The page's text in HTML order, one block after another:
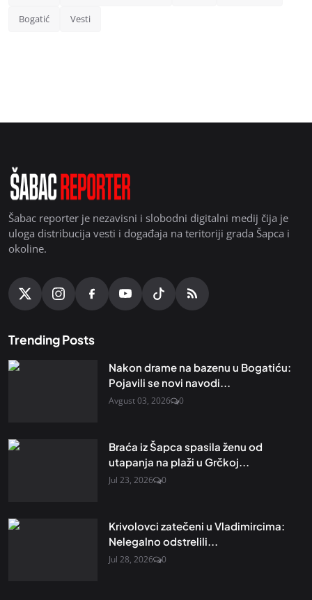
Bogatić Vesti
Šabac reporter je nezavisni i slobodni digitalni medij čija je
uloga distribucija vesti i događaja na teritoriji grada Šapca i
okoline.
Trending Posts
Nakon drame na bazenu u Bogatiću:
Pojavili se novi navodi...
Avgust 03, 2026 0
Braća iz Šapca spasila ženu od
utapanja na plaži u Grčkoj...
Jul 23, 2026 0
Krivolovci zatečeni u Vladimircima:
Nelegalno odstrelili...
Jul 28, 2026 0